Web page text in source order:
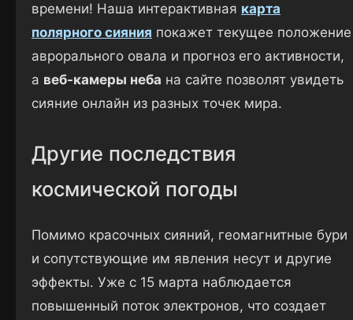
времени! Наша интерактивная карта
полярного сияния покажет текущее положение
аврорального овала и прогноз его активности,
а веб-камеры неба на сайте позволят увидеть
сияние онлайн из разных точек мира.
Другие последствия
космической погоды
Помимо красочных сияний, геомагнитные бури
и сопутствующие им явления несут и другие
эффекты. Уже с 15 марта наблюдается
повышенный поток электронов, что создает